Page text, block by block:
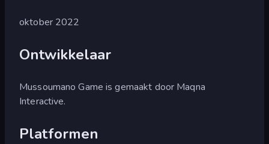
oktober 2022
Ontwikkelaar
Mussoumano Game is gemaakt door Maqna
Interactive.
Platformen